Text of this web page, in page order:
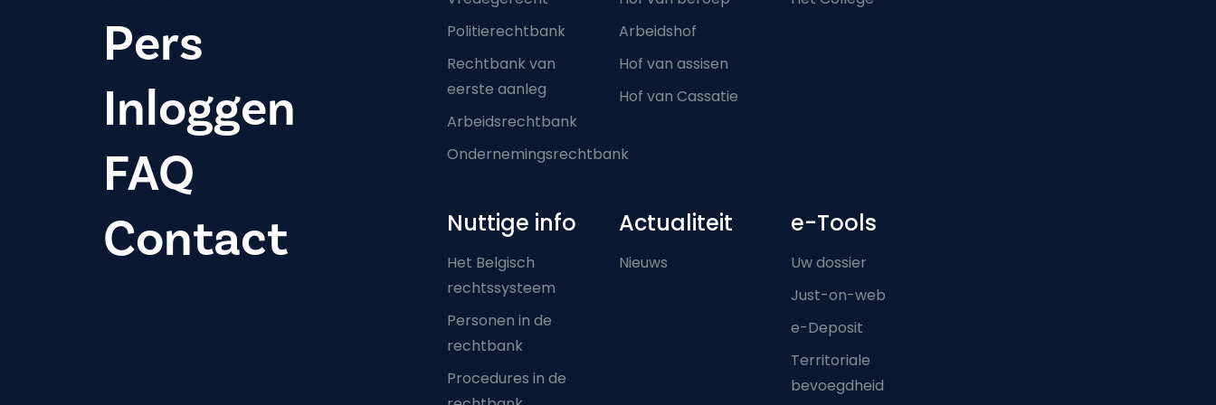
Pers
Inloggen
FAQ
Contact
Politierechtbank
Rechtbank van
eerste aanleg
Arbeidsrechtbank
Ondernemingsrechtbank
Arbeidshof
Hof van assisen
Hof van Cassatie
Nuttige info
Het Belgisch
rechtssysteem
Personen in de
rechtbank
Procedures in de
Actualiteit
Nieuws
e-Tools
Uw dossier
Just-on-web
e-Deposit
Territoriale
bevoegdheid